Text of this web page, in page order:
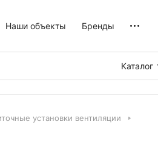
Наши объекты Бренды
Каталог
установки вентиляции